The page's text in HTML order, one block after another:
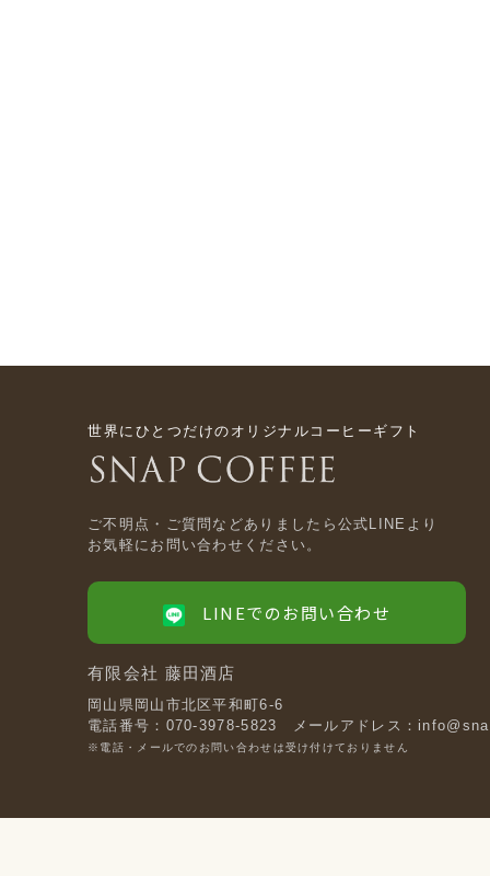
世界にひとつだけのオリジナルコーヒーギフト
ご不明点・ご質問などありましたら公式LINEより
お気軽にお問い合わせください。
LINEでのお問い合わせ
有限会社 藤田酒店
岡山県岡山市北区平和町6-6
電話番号：070-3978-5823
メールアドレス：
※電話・メールでのお問い合わせは受け付けておりません